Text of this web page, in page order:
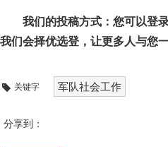
我们的投稿方式：您可以登
我们会择优选登，让更多人与您
关键字 军队社会工作
分享到：